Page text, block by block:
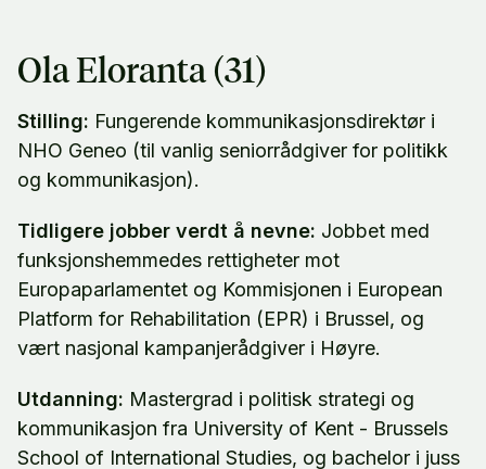
Ola Eloranta (31)
Stilling: Fungerende kommunikasjonsdirektør i
NHO Geneo (til vanlig seniorrådgiver for politikk
og kommunikasjon).
Tidligere jobber verdt å nevne: Jobbet med
funksjonshemmedes rettigheter mot
Europaparlamentet og Kommisjonen i European
Platform for Rehabilitation (EPR) i Brussel, og
vært nasjonal kampanjerådgiver i Høyre.
Utdanning: Mastergrad i politisk strategi og
kommunikasjon fra University of Kent - Brussels
School of International Studies, og bachelor i juss